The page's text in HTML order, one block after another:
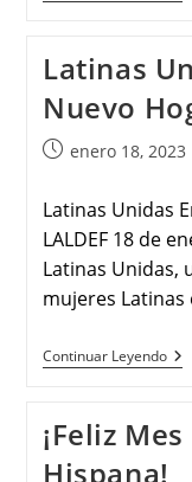
Latinas
Nuevo
enero 18, 2023
Latinas Unidas
LALDEF 18 de
Latinas Unidas,
mujeres
Continuar Leyendo
¡Feliz
Hispana!